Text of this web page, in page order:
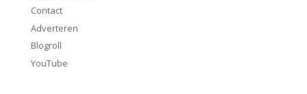
Contact
Adverteren
Blogroll
YouTube